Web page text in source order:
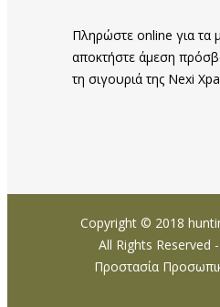
Πληρώστε online για τα
αποκτήστε άμεση
τη σιγουριά της Nexi
Copyright © 2018
All Rights Reserved -
Προστασία